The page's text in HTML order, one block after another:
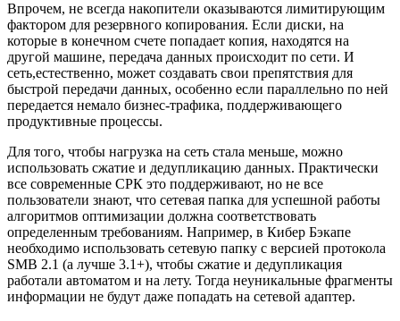
Впрочем, не всегда накопители оказываются лимитирующим
фактором для резервного копирования. Если диски, на
которые в конечном счете попадает копия, находятся на
другой машине, передача данных происходит по сети. И
сеть,естественно, может создавать свои препятствия для
быстрой передачи данных, особенно если параллельно по ней
передается немало бизнес-трафика, поддерживающего
продуктивные процессы.
Для того, чтобы нагрузка на сеть стала меньше, можно
использовать сжатие и дедупликацию данных. Практически
все современные СРК это поддерживают, но не все
пользователи знают, что сетевая папка для успешной работы
алгоритмов оптимизации должна соответствовать
определенным требованиям. Например, в Кибер Бэкапе
необходимо использовать сетевую папку с версией протокола
SMB 2.1 (а лучше 3.1+), чтобы сжатие и дедупликация
работали автоматом и на лету. Тогда неуникальные фрагменты
информации не будут даже попадать на сетевой адаптер.